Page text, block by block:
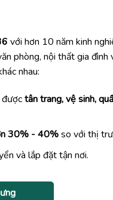
với hơn 10 năm kinh
phòng, nội thất gia đình
nhau:
tân trang, vệ sinh,
30% - 40%so với thị
và lắp đặt tận nơi.